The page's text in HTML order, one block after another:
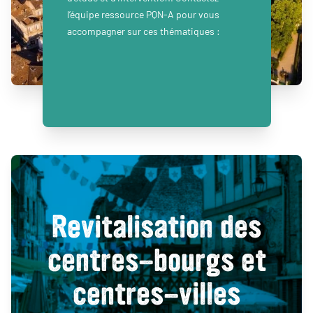
l’équipe ressource PQN-A pour vous
accompagner sur ces thématiques :
Revitalisation des
centres-bourgs et
centres-villes